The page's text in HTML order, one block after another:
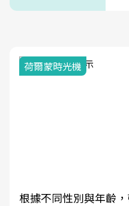
荷爾蒙時光機
根據不同性別與年齡